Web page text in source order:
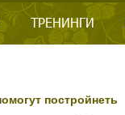
ТРЕНИНГИ
постройнеть